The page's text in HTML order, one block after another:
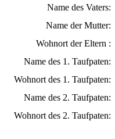
Name des Vaters:
Name der Mutter:
Wohnort der Eltern :
Name des 1. Taufpaten:
Wohnort des 1. Taufpaten:
Name des 2. Taufpaten:
Wohnort des 2. Taufpaten: